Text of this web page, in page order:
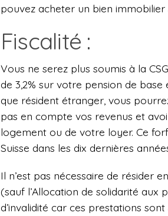
pouvez acheter un bien immobilier
Fiscalité :
Vous ne serez plus soumis à la
de 3,2% sur votre pension de
que résident étranger, vous
pas en compte vos revenus et
logement ou de votre loyer. Ce
Suisse dans les dix dernières
Il n’est pas nécessaire de résider
(sauf l’Allocation de solidarité aux
d’invalidité car ces prestations